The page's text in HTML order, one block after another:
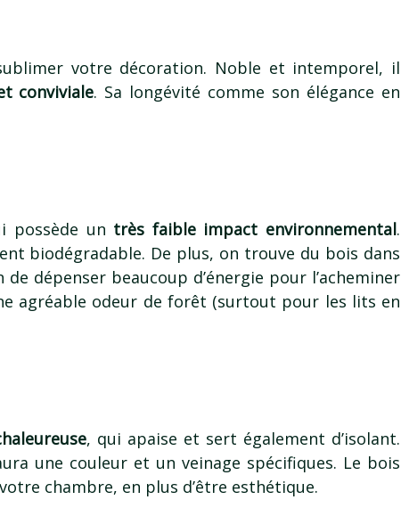
votre décoration. Noble et intemporel, il
conviviale. Sa longévité comme son élégance en
possède un très faible impact environnemental.
biodégradable. De plus, on trouve du bois dans
dépenser beaucoup d’énergie pour l’acheminer
agréable odeur de forêt (surtout pour les lits en
, qui apaise et sert également d’isolant.
une couleur et un veinage spécifiques. Le bois
chambre, en plus d’être esthétique.